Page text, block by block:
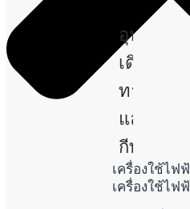
อุปกรณ์
เดิน
ทาง
และ
กีฬา
เครื่องใช้ไฟ
เครื่องใช้ไฟ